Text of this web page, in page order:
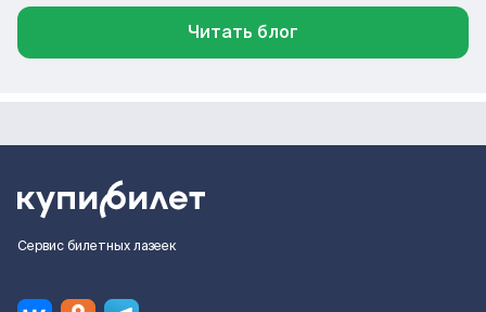
Читать блог
Сервис билетных лазеек